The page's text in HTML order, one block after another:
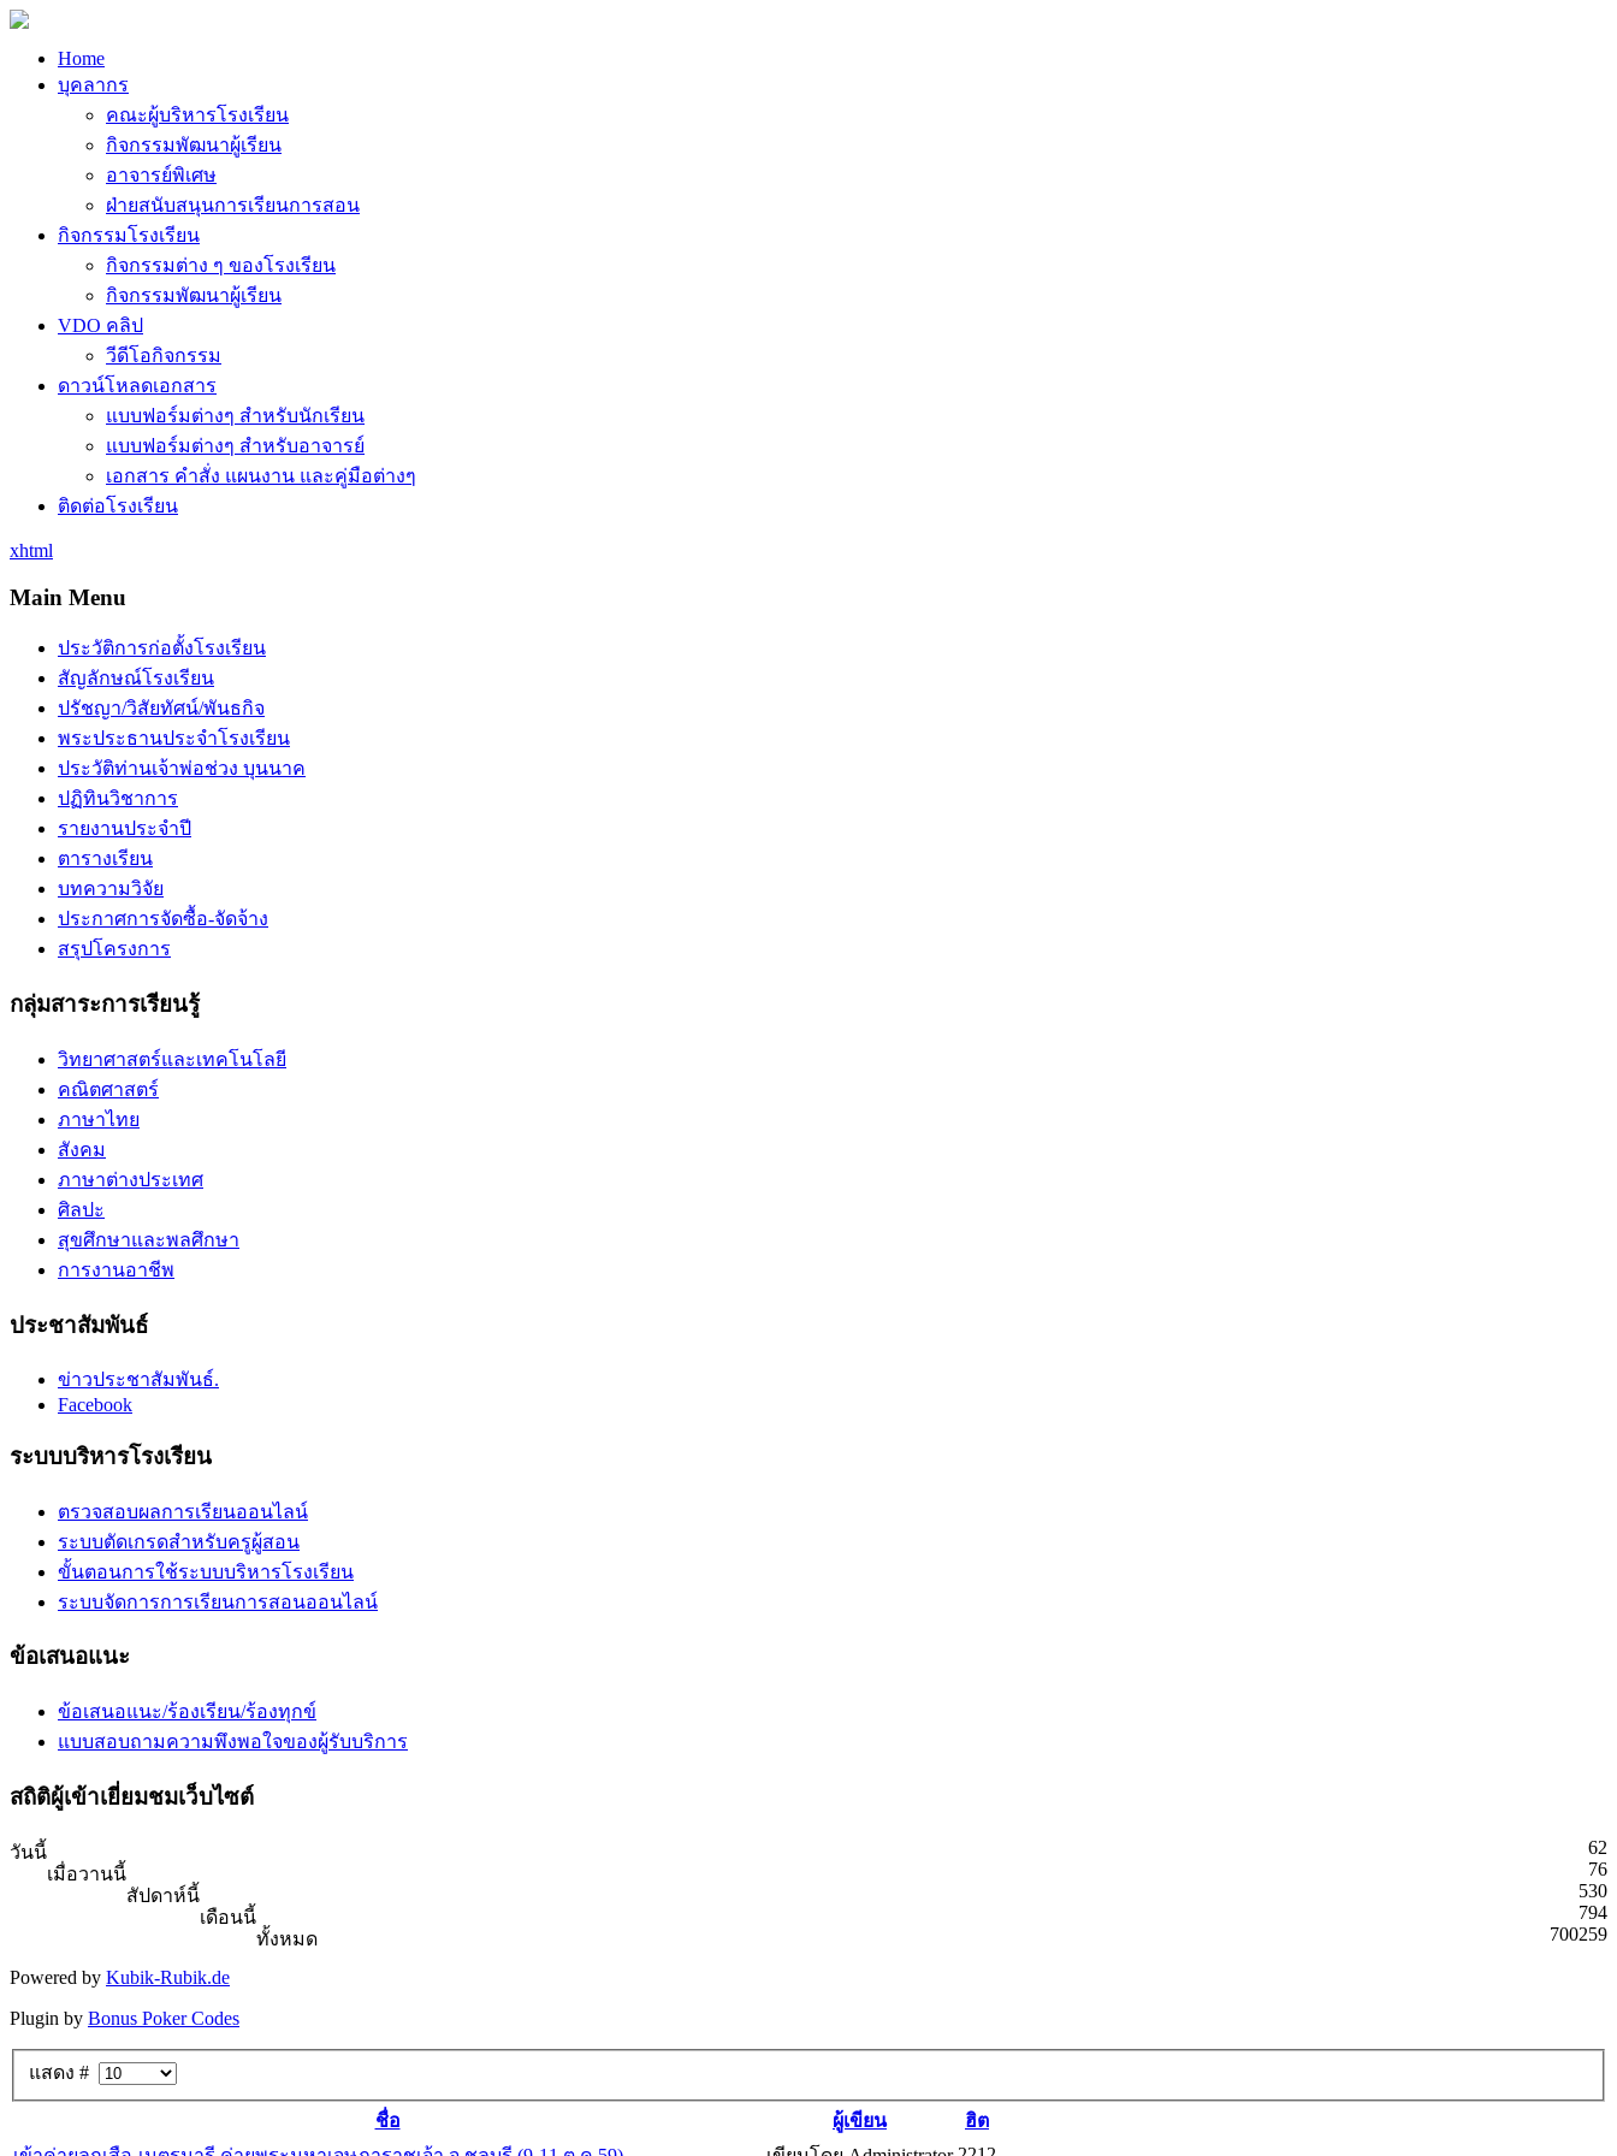
Home
บุคลากร
คณะผู้บริหารโรงเรียน
กิจกรรมพัฒนาผู้เรียน
อาจารย์พิเศษ
ฝ่ายสนับสนุนการเรียนการสอน
กิจกรรมโรงเรียน
กิจกรรมต่าง ๆ ของโรงเรียน
กิจกรรมพัฒนาผู้เรียน
VDO คลิป
วีดีโอกิจกรรม
ดาวน์โหลดเอกสาร
แบบฟอร์มต่างๆ สำหรับนักเรียน
แบบฟอร์มต่างๆ สำหรับอาจารย์
เอกสาร คำสั่ง แผนงาน และคู่มือต่างๆ
ติดต่อโรงเรียน
xhtml
Main Menu
ประวัติการก่อตั้งโรงเรียน
สัญลักษณ์โรงเรียน
ปรัชญา/วิสัยทัศน์/พันธกิจ
พระประธานประจำโรงเรียน
ประวัติท่านเจ้าพ่อช่วง บุนนาค
ปฏิทินวิชาการ
รายงานประจำปี
ตารางเรียน
บทความวิจัย
ประกาศการจัดซื้อ-จัดจ้าง
สรุปโครงการ
กลุ่มสาระการเรียนรู้
วิทยาศาสตร์และเทคโนโลยี
คณิตศาสตร์
ภาษาไทย
สังคม
ภาษาต่างประเทศ
ศิลปะ
สุขศึกษาและพลศึกษา
การงานอาชีพ
ประชาสัมพันธ์
ข่าวประชาสัมพันธ์.
Facebook
ระบบบริหารโรงเรียน
ตรวจสอบผลการเรียนออนไลน์
ระบบตัดเกรดสำหรับครูผู้สอน
ขั้นตอนการใช้ระบบบริหารโรงเรียน
ระบบจัดการการเรียนการสอนออนไลน์
ข้อเสนอแนะ
ข้อเสนอแนะ/ร้องเรียน/ร้องทุกข์
แบบสอบถามความพึงพอใจของผู้รับบริการ
สถิติผู้เข้าเยี่ยมชมเว็บไซต์
วันนี้
62
เมื่อวานนี้
76
สัปดาห์นี้
530
เดือนนี้
794
ทั้งหมด
700259
Powered by Kubik-Rubik.de
Plugin by Bonus Poker Codes
แสดง #
ชื่อ ผู้เขียน
ฮิต